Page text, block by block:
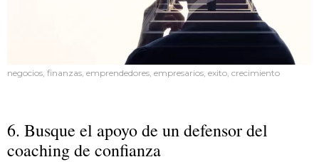
negocios, finanzas, emprendedores, empresarios, exito, crecimiento
6. Busque el apoyo de un defensor del
coaching de confianza